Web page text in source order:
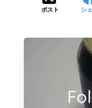
ポスト シ